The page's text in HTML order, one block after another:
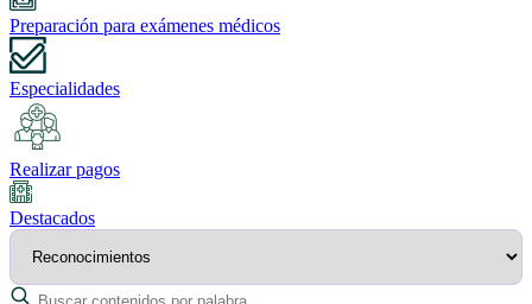
Preparación para exámenes médicos
Especialidades
Realizar pagos
Destacados